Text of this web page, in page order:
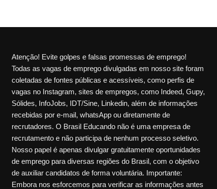
Atenção! Evite golpes e falsas promessas de emprego!
Todas as vagas de emprego divulgadas em nosso site foram
coletadas de fontes públicas e acessíveis, como perfis de
vagas no Instagram, sites de empregos, como Indeed, Gupy,
Sólides, InfoJobs, IDT/Sine, Linkedin, além de informações
recebidas por e-mail, whatsApp ou diretamente de
recrutadores. O Brasil Educando não é uma empresa de
recrutamento e não participa de nenhum processo seletivo.
Nosso papel é apenas divulgar gratuitamente oportunidades
de emprego para diversas regiões do Brasil, com o objetivo
de auxiliar candidatos de forma voluntária. Importante:
Embora nos esforcemos para verificar as informações antes